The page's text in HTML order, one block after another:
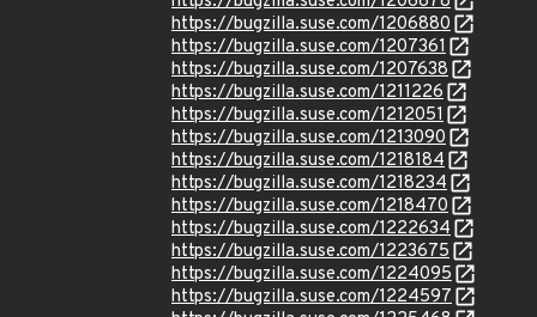
https://bugzilla.suse.com/1206880
https://bugzilla.suse.com/1207361
https://bugzilla.suse.com/1207638
https://bugzilla.suse.com/1211226
https://bugzilla.suse.com/1212051
https://bugzilla.suse.com/1213090
https://bugzilla.suse.com/1218184
https://bugzilla.suse.com/1218234
https://bugzilla.suse.com/1218470
https://bugzilla.suse.com/1222634
https://bugzilla.suse.com/1223675
https://bugzilla.suse.com/1224095
https://bugzilla.suse.com/1224597